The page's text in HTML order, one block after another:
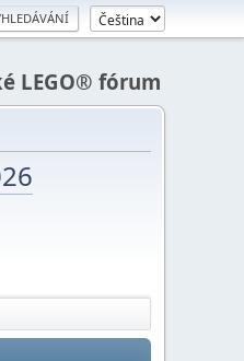
LEGO® fórum